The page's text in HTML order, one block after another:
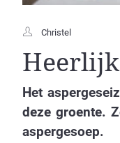
Christel
Het
deze groente.
aspergesoep.